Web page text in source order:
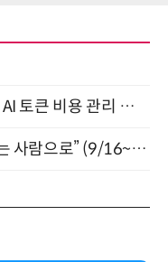
"AI 핀옵스 실전 세미나: 폭증하는 AI 토큰 비용 관리 전략" 8월 21일 개최
“AI에게 묻는 사람에서, AI로 만드는 사람으로” (9/16~17)